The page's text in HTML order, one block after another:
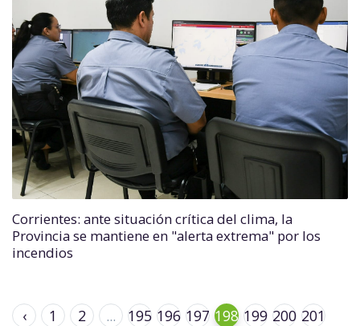
Corrientes: ante situación crítica del clima, la
Provincia se mantiene en "alerta extrema" por los
incendios
‹ 1 2 ... 195 196 197 198 199 200 201